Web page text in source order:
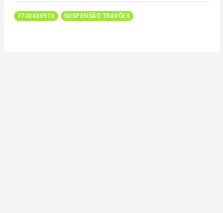
7700436913 SUSPENSÃO TRAVÕES